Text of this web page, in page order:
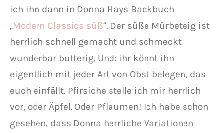
ich ihn dann in Donna Hays Backbuch
„Modern Classics süß“. Der süße Mürbeteig ist
herrlich schnell gemacht und schmeckt
wunderbar butterig. Und: ihr könnt ihn
eigentlich mit jeder Art von Obst belegen, das
euch einfällt. Pfirsiche stelle ich mir herrlich
vor, oder Äpfel. Oder Pflaumen! Ich habe schon
gesehen, dass Donna herrliche Variationen